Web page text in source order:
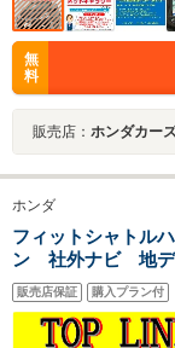
無
料
販売店： ホンダカー
ホンダ
フィットシャトル
ン 社外ナビ 地デ
ーダー HIDライ
トロール アルミホ
販売店保証 購入プラン付